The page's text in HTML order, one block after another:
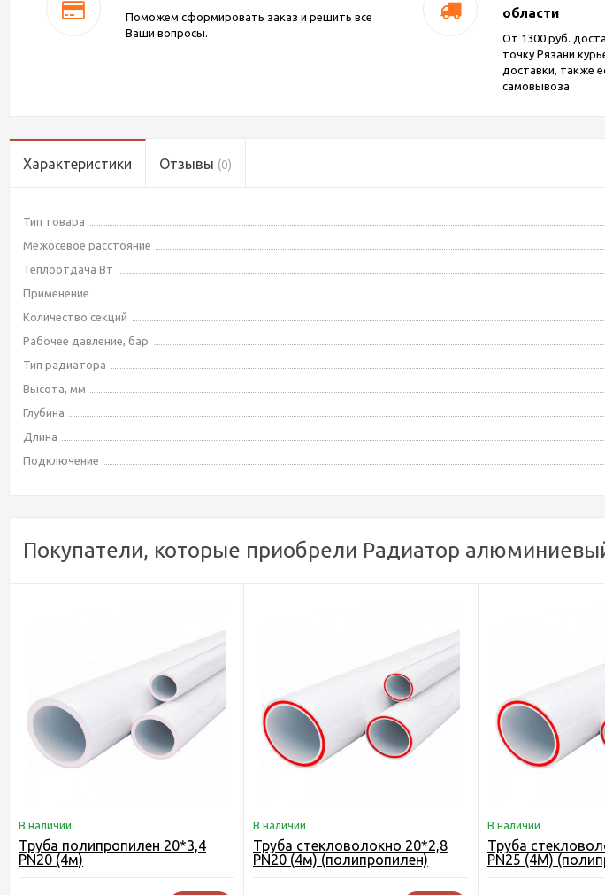
Поможем сформировать заказ и решить все
Ваши вопросы.
области
От 1300 руб.
точку Рязани
доставки, также
самовывоза
Характеристики Отзывы (0)
Тип товара
Межосевое расстояние
Теплоотдача Вт
Применение
Количество секций
Рабочее давление, бар
Тип радиатора
Высота, мм
Глубина
Длина
Подключение
Покупатели, которые приобрели Радиатор
В наличии
Труба полипропилен 20*3,4
PN20 (4м)
В наличии
Труба стекловолокно 20*2,8
PN20 (4м) (полипропилен)
В наличии
Труба
PN25 (4М)